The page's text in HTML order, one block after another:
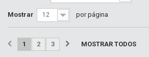
Mostrar 12 por página
MOSTRAR TODOS
1 2 3